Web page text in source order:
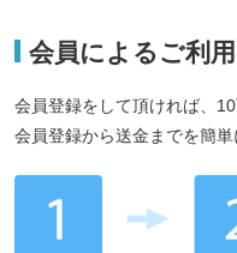
会員によるご利
会員登録をして頂ければ、
会員登録から送金までを簡単